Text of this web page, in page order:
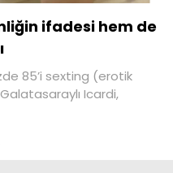
ifadesi hem de
85’i sexting (erotik
Icardi,